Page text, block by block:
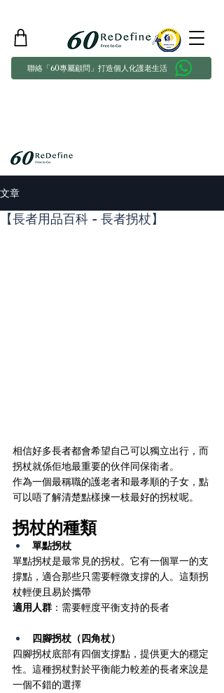
聯絡「60專屬顧問」打造個人化護老生活
文章
【長者用品百科 - 長者拐杖】
相信好多長者都會希望自己可以獨立出行，而
拐杖就係佢地最重要的伙伴同保衛者。
作為一個最稱職的護老者和最孝順的子女，點
可以唔了解清楚點樣揀一枝最好的拐杖呢。
拐杖的種類
單點拐杖
單點拐杖是最常見的拐杖。它有一個單一的支
撐點，適合那些只需要輕微支撐的人。這類拐
杖輕便且易於攜帶
適用人群 ：需要輕度平衡支持的長者
四腳拐杖（四角杖）
四腳拐杖底部有四個支撐點，提供更大的穩定
性。這種拐杖對於平衡能力較差的長者來說是
一個不錯的選擇